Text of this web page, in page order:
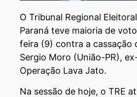
O Tribunal Regional
Paraná teve maioria de
feira (9) contra a cassação
Sergio Moro (União-PR),
Operação Lava Jato.
Na sessão de hoje, o TRE